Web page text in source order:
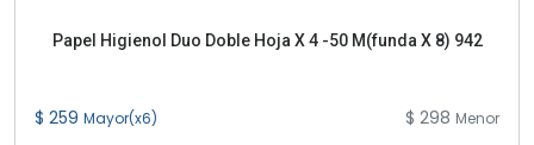
Papel Higienol Duo Doble Hoja X 4 -50 M(funda X 8) 942
$ 259 Mayor(x6) $ 298 Menor